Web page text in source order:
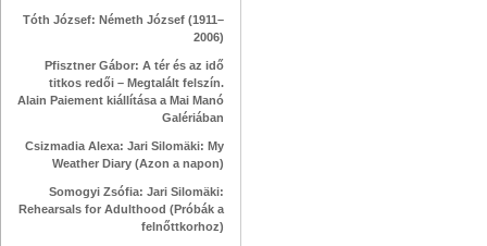
Tóth József: Németh József (1911–
2006)
Pfisztner Gábor: A tér és az idő
titkos redői – Megtalált felszín.
Alain Paiement kiállítása a Mai Manó
Galériában
Csizmadia Alexa: Jari Silomäki: My
Weather Diary (Azon a napon)
Somogyi Zsófia: Jari Silomäki:
Rehearsals for Adulthood (Próbák a
felnőttkorhoz)